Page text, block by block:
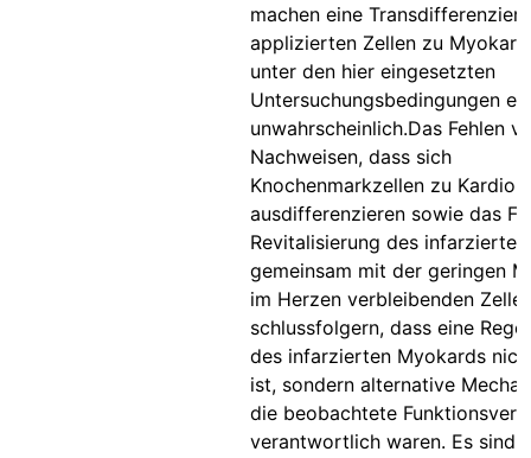
machen eine
applizierten Zellen zu
unter den hier eingesetzten
Untersuchungsbedingungen
unwahrscheinlich.Das Fehlen
Nachweisen, dass sich
Knochenmarkzellen zu
ausdifferenzieren sowie das
Revitalisierung des
gemeinsam mit der geringen
im Herzen verbleibenden
schlussfolgern, dass eine
des infarzierten Myokards
ist, sondern alternative
die beobachtete
verantwortlich waren. Es sind